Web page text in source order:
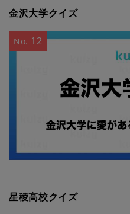
金沢大学クイズ
No. 12
星稜高校クイズ